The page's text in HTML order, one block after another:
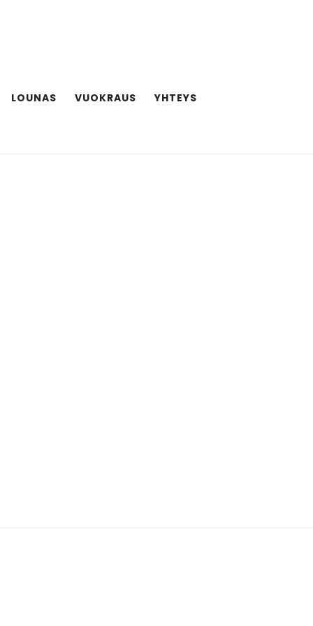
LOUNAS VUOKRAUS YHTEYS